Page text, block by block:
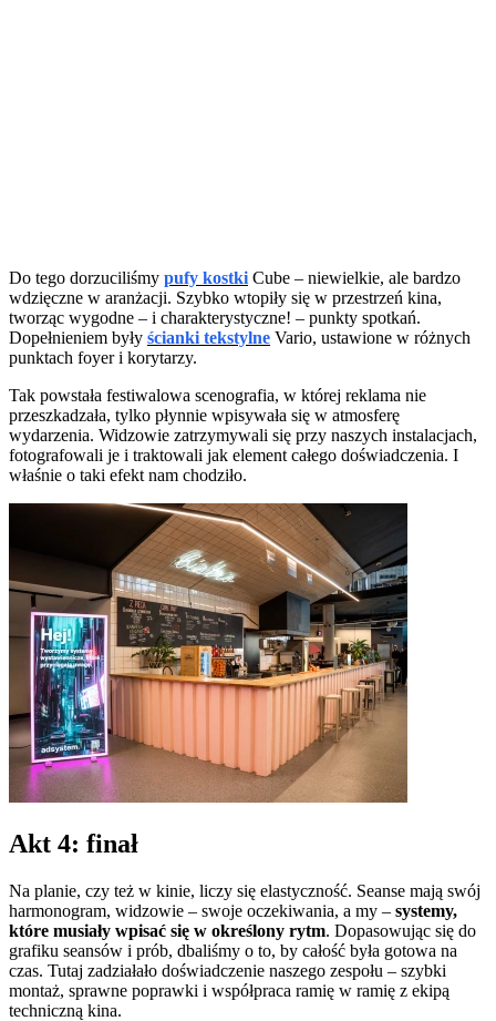
Do tego dorzuciliśmy pufy kostki Cube – niewielkie, ale bardzo
wdzięczne w aranżacji. Szybko wtopiły się w przestrzeń kina,
tworząc wygodne – i charakterystyczne! – punkty spotkań.
Dopełnieniem były ścianki tekstylne Vario, ustawione w różnych
punktach foyer i korytarzy.
Tak powstała festiwalowa scenografia, w której reklama nie
przeszkadzała, tylko płynnie wpisywała się w atmosferę
wydarzenia. Widzowie zatrzymywali się przy naszych instalacjach,
fotografowali je i traktowali jak element całego doświadczenia. I
właśnie o taki efekt nam chodziło.
Akt 4: finał
Na planie, czy też w kinie, liczy się elastyczność. Seanse mają swój
harmonogram, widzowie – swoje oczekiwania, a my – systemy,
które musiały wpisać się w określony rytm. Dopasowując się do
grafiku seansów i prób, dbaliśmy o to, by całość była gotowa na
czas. Tutaj zadziałało doświadczenie naszego zespołu – szybki
montaż, sprawne poprawki i współpraca ramię w ramię z ekipą
techniczną kina.